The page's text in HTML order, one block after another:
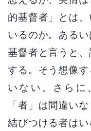
的基督者」とは
いるのか。あるい
基督者と言うと
する。そう想像
いない。さらに
「者」は間違い
結びつける者は